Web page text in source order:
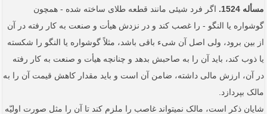
مسأله 1524.
اگر فرد شیئی مانند قطعه طلای ساخته شده - همچون
گوشواره یا النگو - را غصب کند و در نزدش هیأت و صنعت به کار رفته در آن
از بین برود، ولی اصل آن شیء باقی باشد، مثلاً گوشواره یا النگو را شکسته
یا ذوب کند، باید آن را به صاحبش بدهد و چنانچه هیأت و صنعت به کار رفته
در آن، ارزش مالی داشته، ضامن آن است و باید مقدار کاهش قیمت آن را به
مالک بپردازد.
شایان ذکر است، مالک نمی‏تواند غاصب را ملزم کند تا آن را مثل صورت اولیّه